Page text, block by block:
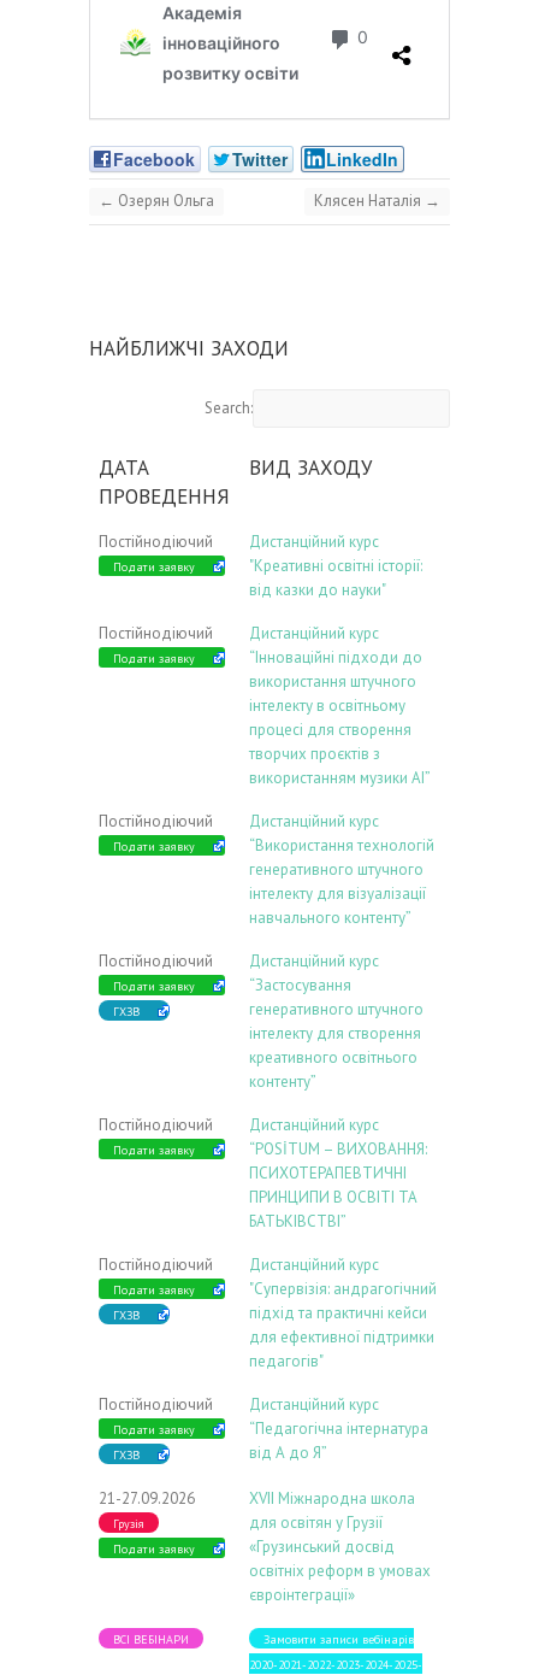
Facebook Twitter LinkedIn
← Озерян Ольга Клясен Наталія →
НАЙБЛИЖЧІ ЗАХОДИ
Search:
ДАТА
ПРОВЕДЕННЯ
ВИД ЗАХОДУ
Постійнодіючий
Подати заявку
Дистанційний курс
"Креативні освітні історії:
від казки до науки"
Постійнодіючий
Подати заявку
Дистанційний курс
“Інноваційні підходи до
використання штучного
інтелекту в освітньому
процесі для створення
творчих проєктів з
використанням музики АІ”
Постійнодіючий
Подати заявку
Дистанційний курс
“Використання технологій
генеративного штучного
інтелекту для візуалізації
навчального контенту”
Постійнодіючий
Подати заявку
ГХЗВ
Дистанційний курс
“Застосування
генеративного штучного
інтелекту для створення
креативного освітнього
контенту”
Постійнодіючий
Подати заявку
Дистанційний курс
“POSİTUM – ВИХОВАННЯ:
ПСИХОТЕРАПЕВТИЧНІ
ПРИНЦИПИ В ОСВІТІ ТА
БАТЬКІВСТВІ”
Постійнодіючий
Подати заявку
ГХЗВ
Дистанційний курс
"Супервізія: андрагогічний
підхід та практичні кейси
для ефективної підтримки
педагогів"
Постійнодіючий
Подати заявку
ГХЗВ
Дистанційний курс
“Педагогічна інтернатура
від А до Я”
21-27.09.2026
Грузія
Подати заявку
ХVIІ Міжнародна школа
для освітян у Грузії
«Грузинський досвід
освітніх реформ в умовах
євроінтеграції»
ВСІ ВЕБІНАРИ
Замовити записи вебінарів
2020-2021-2022-2023-2024-2025-